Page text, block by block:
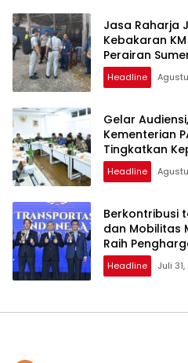
Jasa Raharja
Kebakaran
Perairan
Headline
Gelar
Kementerian
Tingkatkan
Headline
Berkontribusi
dan Mobilitas
Raih
Indonesia
Headline Juli